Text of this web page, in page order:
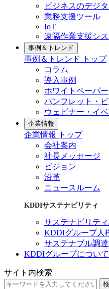
ビジネスのデジ
業務支援ツール
IoT
遠隔作業支援シ
事例＆トレンド
事例＆トレンド トップ
コラム
導入事例
ホワイトペーパー
パンフレット・
ウェビナー・イベ
企業情報
企業情報 トップ
会社案内
社長メッセージ
ビジョン
沿革
ニュースルーム
KDDIサステナビリティ
サステナビリテ
KDDIグループ人
サステナブル調
KDDIグループについて
サイト内検索